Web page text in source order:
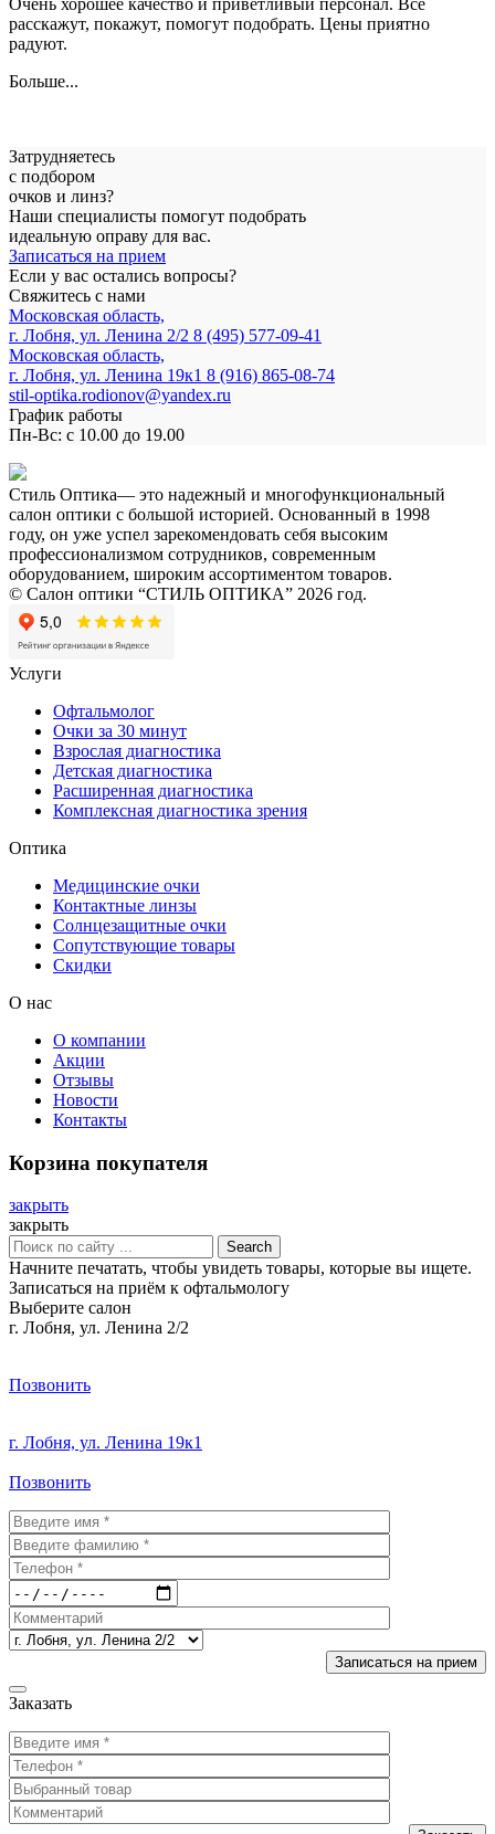
расскажут, покажут, помогут подобрать. Цены приятно
радуют.
Больше...
Затрудняетесь
с подбором
очков и линз?
Наши специалисты помогут подобрать
идеальную оправу для вас.
Записаться на прием
Если у вас остались вопросы?
Свяжитесь с нами
Московская область,
г. Лобня, ул. Ленина 2/2 8 (495) 577-09-41
Московская область,
г. Лобня, ул. Ленина 19к1 8 (916) 865-08-74
stil-optika.rodionov@yandex.ru
График работы
Пн-Вс: с 10.00 до 19.00
Стиль Оптика— это надежный и многофункциональный
салон оптики с большой историей. Основанный в 1998
году, он уже успел зарекомендовать себя высоким
профессионализмом сотрудников, современным
оборудованием, широким ассортиментом товаров.
© Салон оптики “СТИЛЬ ОПТИКА” 2026 год.
Услуги
Офтальмолог
Очки за 30 минут
Взрослая диагностика
Детская диагностика
Расширенная диагностика
Комплексная диагностика зрения
Оптика
Медицинские очки
Контактные линзы
Солнцезащитные очки
Сопутствующие товары
Скидки
О нас
О компании
Акции
Отзывы
Новости
Контакты
Корзина покупателя
закрыть
закрыть
Search
Начните печатать, чтобы увидеть товары, которые вы ищете.
Записаться на приём к офтальмологу
Выберите салон
г. Лобня, ул. Ленина 2/2
Позвонить
г. Лобня, ул. Ленина 19к1
Позвонить
Заказать